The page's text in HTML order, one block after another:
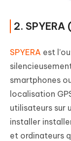
2.
SPYERA est
smartphones
localisation
utilisateurs sur
installer
et ordinateurs